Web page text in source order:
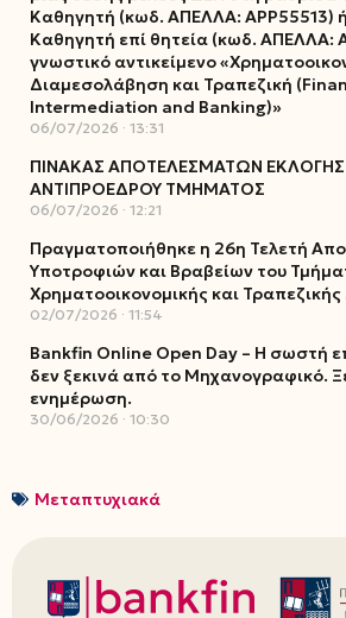
Καθηγητή (κωδ. ΑΠΕΛΛΑ: ΑΡΡ55513)
Καθηγητή επί θητεία (κωδ. ΑΠΕΛΛΑ:
γνωστικό αντικείμενο
Διαμεσολάβηση και Τραπεζική
Intermediation and Banking)»
06/07/2026 13:31
ΠΙΝΑΚΑΣ ΑΠΟΤΕΛΕΣΜΑΤΩΝ
ΑΝΤΙΠΡΟΕΔΡΟΥ ΤΜΗΜΑΤΟΣ
06/07/2026 12:21
Πραγματοποιήθηκε η 26η Τελετή
Υποτροφιών και Βραβείων του
Χρηματοοικονομικής και Τραπεζικής
02/07/2026 11:54
Bankfin Online Open Day – Η σωστή
δεν ξεκινά από το Μηχανογραφικό.
ενημέρωση.
30/06/2026 10:30
Μεταπτυχιακά